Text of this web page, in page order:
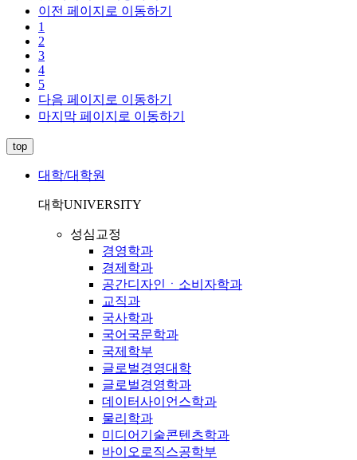
이전 페이지로 이동하기
1
2
3
4
5
다음 페이지로 이동하기
마지막 페이지로 이동하기
top
대학/대학원
대학UNIVERSITY
성심교정
경영학과
경제학과
공간디자인ㆍ소비자학과
교직과
국사학과
국어국문학과
국제학부
글로벌경영대학
글로벌경영학과
데이터사이언스학과
물리학과
미디어기술콘텐츠학과
바이오로직스공학부